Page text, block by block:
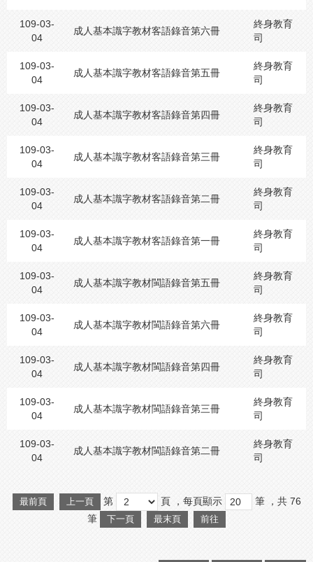
109-03-
04
成人基本識字教材客語錄音第六冊
終身教育
司
109-03-
04
成人基本識字教材客語錄音第五冊
終身教育
司
109-03-
04
成人基本識字教材客語錄音第四冊
終身教育
司
109-03-
04
成人基本識字教材客語錄音第三冊
終身教育
司
109-03-
04
成人基本識字教材客語錄音第二冊
終身教育
司
109-03-
04
成人基本識字教材客語錄音第一冊
終身教育
司
109-03-
04
成人基本識字教材閩語錄音第五冊
終身教育
司
109-03-
04
成人基本識字教材閩語錄音第六冊
終身教育
司
109-03-
04
成人基本識字教材閩語錄音第四冊
終身教育
司
109-03-
04
成人基本識字教材閩語錄音第三冊
終身教育
司
109-03-
04
成人基本識字教材閩語錄音第二冊
終身教育
司
最前頁 上一頁 第 頁 ，每頁顯示 筆 ，共 76
筆
下一頁 最末頁 前往